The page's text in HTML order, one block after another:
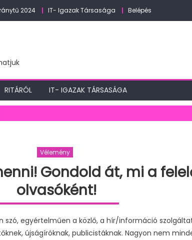
2024 IT- Igazak Társasága Belépés
RITÁRÓL IT- IGAZAK TÁRSASÁGA
Vélemény
Gondold át, mi a
olvasóként!
szó, egyértelműen a közlő, a hír/információ
újságíróknak, publicistáknak. Nagyon nem